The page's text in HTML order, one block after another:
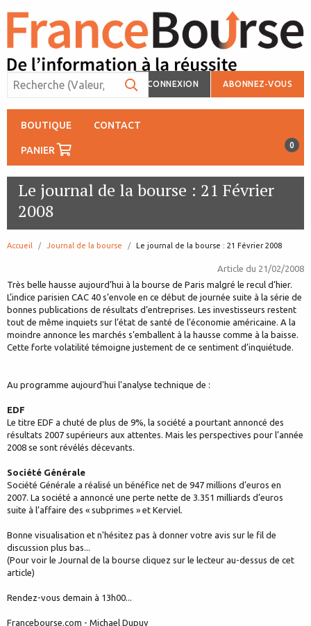
CONNEXION ABONNEZ-VOUS
BOUTIQUE CONTACT
PANIER 0
Le journal de la bourse : 21 Février
2008
Accueil Journal de la bourse page:
Le journal de la bourse : 21 Février 2008
Article du 21/02/2008
Très belle hausse aujourd’hui à la bourse de Paris malgré le recul d’hier.
L’indice parisien CAC 40 s’envole en ce début de journée suite à la série de
bonnes publications de résultats d’entreprises. Les investisseurs restent
tout de même inquiets sur l’état de santé de l’économie américaine. A la
moindre annonce les marchés s’emballent à la hausse comme à la baisse.
Cette forte volatilité témoigne justement de ce sentiment d’inquiétude.
Au programme aujourd'hui l'analyse technique de :
EDF
Le titre EDF a chuté de plus de 9%, la société a pourtant annoncé des
résultats 2007 supérieurs aux attentes. Mais les perspectives pour l’année
2008 se sont révélés décevants.
Société Générale
Société Générale a réalisé un bénéfice net de 947 millions d’euros en
2007. La société a annoncé une perte nette de 3.351 milliards d’euros
suite à l’affaire des « subprimes » et Kerviel.
Bonne visualisation et n'hésitez pas à donner votre avis sur le fil de
discussion plus bas...
(Pour voir le Journal de la bourse cliquez sur le lecteur au-dessus de cet
article)
Rendez-vous demain à 13h00...
Francebourse.com - Michael Dupuy